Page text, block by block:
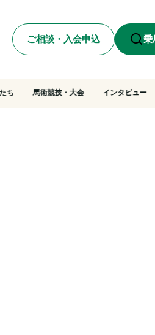
ご相談・入会申込 乗
ち 馬術競技・大会 インタビュー